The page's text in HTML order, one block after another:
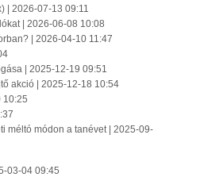
| 2026-07-13 09:11
| 2026-06-08 10:08
| 2026-04-10 11:47
| 2025-12-19 09:51
akció | 2025-12-18 10:54
10:25
méltó módon a tanévet | 2025-09-
03-04 09:45